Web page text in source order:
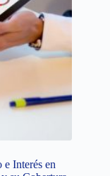
Interés en